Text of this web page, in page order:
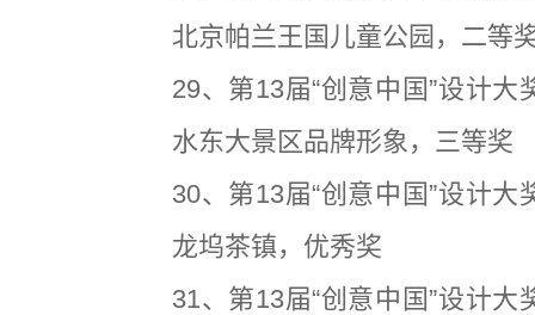
北京帕兰王国儿童公园，二等
29、第13届“创意中国”设计大
水东大景区品牌形象，三等奖
30、第13届“创意中国”设计大
龙坞茶镇，优秀奖
31、第13届“创意中国”设计大